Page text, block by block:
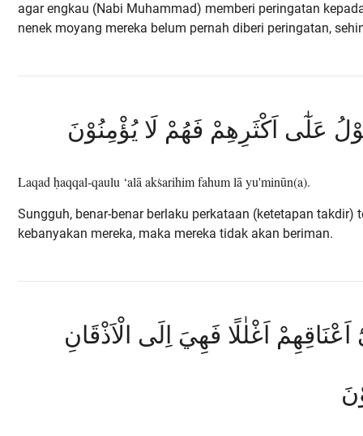
agar engkau (Nabi Muhammad) memberi peringatan
nenek moyang mereka belum pernah diberi peringatan,
عَلٰٓى اَكْثَرِهِمْ فَهُمْ لَا يُؤْمِنُوْنَ
Laqad ḥaqqal-qaulu ‘alā akṡarihim fahum lā yu'minūn(a).
Sungguh, benar-benar berlaku perkataan (ketetapan takdir)
kebanyakan mereka, maka mereka tidak akan beriman.
اَعْنَاقِهِمْ اَغْلٰلًا فَهِيَ اِلَى الْاَذْقَانِ